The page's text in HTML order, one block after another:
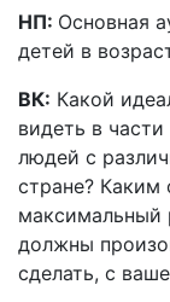
НП: Основная
детей в
ВК: Какой
видеть в
людей с
стране? Каким
максимальный
должны
сделать, с